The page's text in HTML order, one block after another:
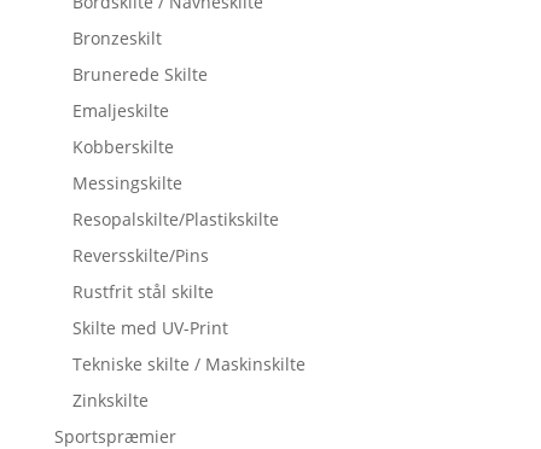
Bronzeskilt
Brunerede Skilte
Emaljeskilte
Kobberskilte
Messingskilte
Resopalskilte/Plastikskilte
Reversskilte/Pins
Rustfrit stål skilte
Skilte med UV-Print
Tekniske skilte / Maskinskilte
Zinkskilte
Sportspræmier